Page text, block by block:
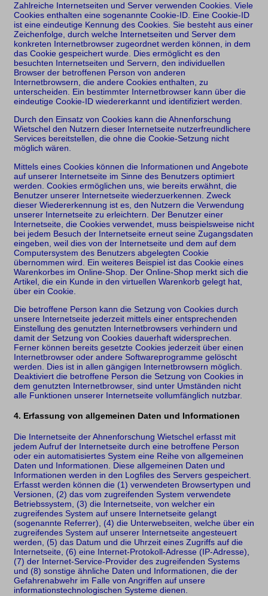
Zahlreiche Internetseiten und Server verwenden Cookies. Viele
Cookies enthalten eine sogenannte Cookie-ID. Eine Cookie-ID
ist eine eindeutige Kennung des Cookies. Sie besteht aus einer
Zeichenfolge, durch welche Internetseiten und Server dem
konkreten Internetbrowser zugeordnet werden können, in dem
das Cookie gespeichert wurde. Dies ermöglicht es den
besuchten Internetseiten und Servern, den individuellen
Browser der betroffenen Person von anderen
Internetbrowsern, die andere Cookies enthalten, zu
unterscheiden. Ein bestimmter Internetbrowser kann über die
eindeutige Cookie-ID wiedererkannt und identifiziert werden.
Durch den Einsatz von Cookies kann die Ahnenforschung
Wietschel den Nutzern dieser Internetseite nutzerfreundlichere
Services bereitstellen, die ohne die Cookie-Setzung nicht
möglich wären.
Mittels eines Cookies können die Informationen und Angebote
auf unserer Internetseite im Sinne des Benutzers optimiert
werden. Cookies ermöglichen uns, wie bereits erwähnt, die
Benutzer unserer Internetseite wiederzuerkennen. Zweck
dieser Wiedererkennung ist es, den Nutzern die Verwendung
unserer Internetseite zu erleichtern. Der Benutzer einer
Internetseite, die Cookies verwendet, muss beispielsweise nicht
bei jedem Besuch der Internetseite erneut seine Zugangsdaten
eingeben, weil dies von der Internetseite und dem auf dem
Computersystem des Benutzers abgelegten Cookie
übernommen wird. Ein weiteres Beispiel ist das Cookie eines
Warenkorbes im Online-Shop. Der Online-Shop merkt sich die
Artikel, die ein Kunde in den virtuellen Warenkorb gelegt hat,
über ein Cookie.
Die betroffene Person kann die Setzung von Cookies durch
unsere Internetseite jederzeit mittels einer entsprechenden
Einstellung des genutzten Internetbrowsers verhindern und
damit der Setzung von Cookies dauerhaft widersprechen.
Ferner können bereits gesetzte Cookies jederzeit über einen
Internetbrowser oder andere Softwareprogramme gelöscht
werden. Dies ist in allen gängigen Internetbrowsern möglich.
Deaktiviert die betroffene Person die Setzung von Cookies in
dem genutzten Internetbrowser, sind unter Umständen nicht
alle Funktionen unserer Internetseite vollumfänglich nutzbar.
4. Erfassung von allgemeinen Daten und Informationen
Die Internetseite der Ahnenforschung Wietschel erfasst mit
jedem Aufruf der Internetseite durch eine betroffene Person
oder ein automatisiertes System eine Reihe von allgemeinen
Daten und Informationen. Diese allgemeinen Daten und
Informationen werden in den Logfiles des Servers gespeichert.
Erfasst werden können die (1) verwendeten Browsertypen und
Versionen, (2) das vom zugreifenden System verwendete
Betriebssystem, (3) die Internetseite, von welcher ein
zugreifendes System auf unsere Internetseite gelangt
(sogenannte Referrer), (4) die Unterwebseiten, welche über ein
zugreifendes System auf unserer Internetseite angesteuert
werden, (5) das Datum und die Uhrzeit eines Zugriffs auf die
Internetseite, (6) eine Internet-Protokoll-Adresse (IP-Adresse),
(7) der Internet-Service-Provider des zugreifenden Systems
und (8) sonstige ähnliche Daten und Informationen, die der
Gefahrenabwehr im Falle von Angriffen auf unsere
informationstechnologischen Systeme dienen.